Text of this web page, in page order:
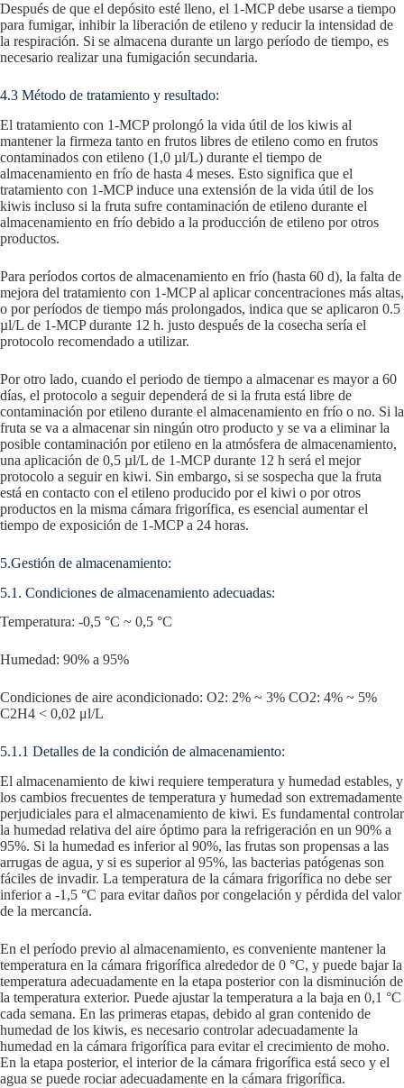
Después de que el depósito esté lleno, el 1-MCP debe usarse a tiempo
para fumigar, inhibir la liberación de etileno y reducir la intensidad de
la respiración. Si se almacena durante un largo período de tiempo, es
necesario realizar una fumigación secundaria.
4.3 Método de tratamiento y resultado:
El tratamiento con 1-MCP prolongó la vida útil de los kiwis al
mantener la firmeza tanto en frutos libres de etileno como en frutos
contaminados con etileno (1,0 µl/L) durante el tiempo de
almacenamiento en frío de hasta 4 meses. Esto significa que el
tratamiento con 1-MCP induce una extensión de la vida útil de los
kiwis incluso si la fruta sufre contaminación de etileno durante el
almacenamiento en frío debido a la producción de etileno por otros
productos.
Para períodos cortos de almacenamiento en frío (hasta 60 d), la falta de
mejora del tratamiento con 1-MCP al aplicar concentraciones más altas,
o por períodos de tiempo más prolongados, indica que se aplicaron 0.5
µl/L de 1-MCP durante 12 h. justo después de la cosecha sería el
protocolo recomendado a utilizar.
Por otro lado, cuando el periodo de tiempo a almacenar es mayor a 60
días, el protocolo a seguir dependerá de si la fruta está libre de
contaminación por etileno durante el almacenamiento en frío o no. Si la
fruta se va a almacenar sin ningún otro producto y se va a eliminar la
posible contaminación por etileno en la atmósfera de almacenamiento,
una aplicación de 0,5 µl/L de 1-MCP durante 12 h será el mejor
protocolo a seguir en kiwi. Sin embargo, si se sospecha que la fruta
está en contacto con el etileno producido por el kiwi o por otros
productos en la misma cámara frigorífica, es esencial aumentar el
tiempo de exposición de 1-MCP a 24 horas.
5.Gestión de almacenamiento:
5.1. Condiciones de almacenamiento adecuadas:
Temperatura: -0,5 °C ~ 0,5 °C
Humedad: 90% a 95%
Condiciones de aire acondicionado: O2: 2% ~ 3% CO2: 4% ~ 5%
C2H4 < 0,02 μl/L
5.1.1 Detalles de la condición de almacenamiento:
El almacenamiento de kiwi requiere temperatura y humedad estables, y
los cambios frecuentes de temperatura y humedad son extremadamente
perjudiciales para el almacenamiento de kiwi. Es fundamental controlar
la humedad relativa del aire óptimo para la refrigeración en un 90% a
95%. Si la humedad es inferior al 90%, las frutas son propensas a las
arrugas de agua, y si es superior al 95%, las bacterias patógenas son
fáciles de invadir. La temperatura de la cámara frigorífica no debe ser
inferior a -1,5 °C para evitar daños por congelación y pérdida del valor
de la mercancía.
En el período previo al almacenamiento, es conveniente mantener la
temperatura en la cámara frigorífica alrededor de 0 °C, y puede bajar la
temperatura adecuadamente en la etapa posterior con la disminución de
la temperatura exterior. Puede ajustar la temperatura a la baja en 0,1 °C
cada semana. En las primeras etapas, debido al gran contenido de
humedad de los kiwis, es necesario controlar adecuadamente la
humedad en la cámara frigorífica para evitar el crecimiento de moho.
En la etapa posterior, el interior de la cámara frigorífica está seco y el
agua se puede rociar adecuadamente en la cámara frigorífica.